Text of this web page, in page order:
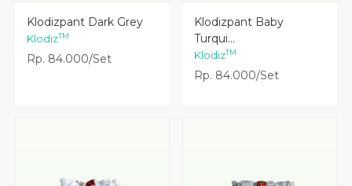
Lihat Detail
Klodizpant Dark Grey
KlodizTM
Rp. 84.000/Set
Lihat Detail
Klodizpant Baby
Turqui...
KlodizTM
Rp. 84.000/Set